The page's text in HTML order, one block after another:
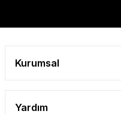
Kurumsal
Yardım